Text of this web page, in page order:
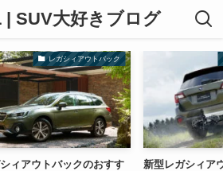
| SUV大好きブログ
レガシィアウトバック
ィアウトバックのおすす
新型レガシィア